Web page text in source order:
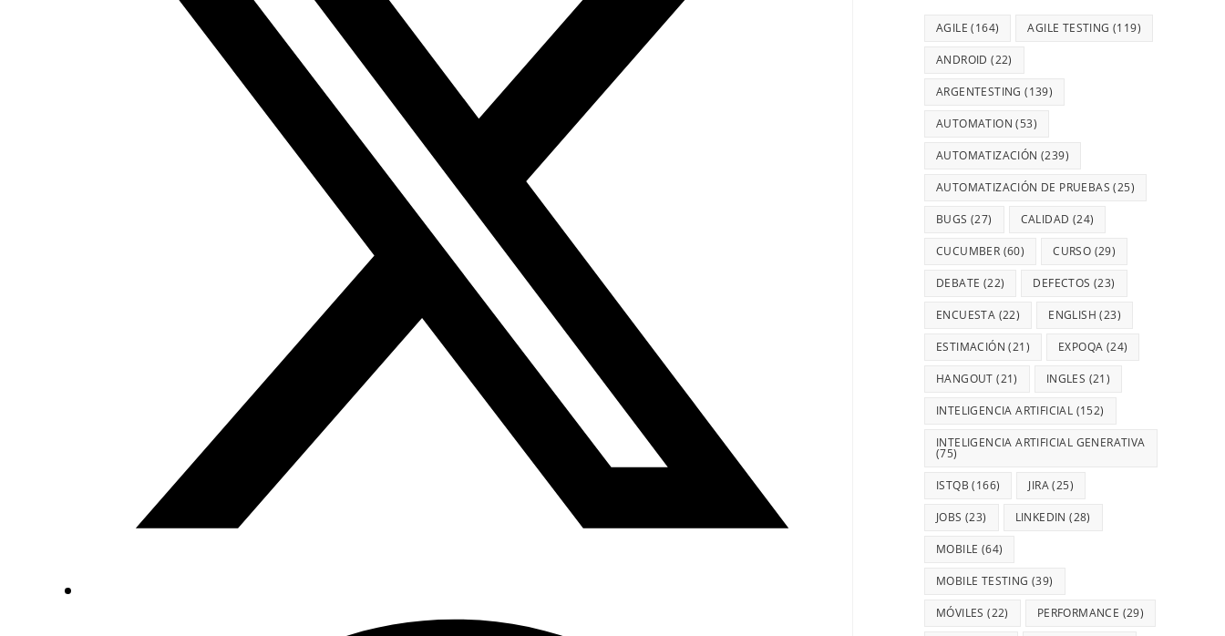
AGILE (164) AGILE TESTING (119)
ANDROID (22)
ARGENTESTING (139)
AUTOMATION (53)
AUTOMATIZACIÓN (239)
AUTOMATIZACIÓN DE PRUEBAS (25)
BUGS (27) CALIDAD (24)
CUCUMBER (60) CURSO (29)
DEBATE (22) DEFECTOS (23)
ENCUESTA (22) ENGLISH (23)
ESTIMACIÓN (21) EXPOQA (24)
HANGOUT (21) INGLES (21)
INTELIGENCIA ARTIFICIAL (152)
INTELIGENCIA ARTIFICIAL GENERATIVA
(75)
ISTQB (166) JIRA(25)
JOBS (23) LINKEDIN (28)
MOBILE (64)
MOBILE TESTING (39)
MÓVILES (22) PERFORMANCE (29)